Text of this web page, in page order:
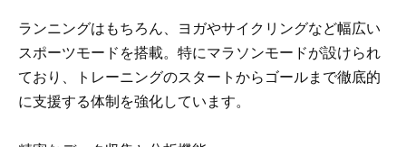
ランニングはもちろん、ヨガやサイクリングなど幅広い
スポーツモードを搭載。特にマラソンモードが設けられ
ており、トレーニングのスタートからゴールまで徹底的
に支援する体制を強化しています。